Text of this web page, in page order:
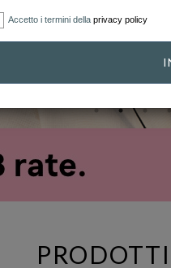
Accetto i termini della privacy policy